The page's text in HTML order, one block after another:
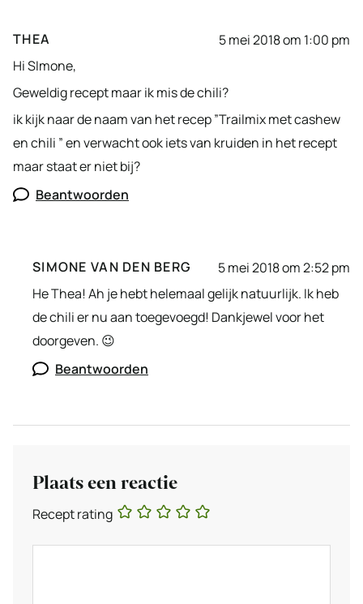
THEA
5 mei 2018 om 1:00 pm
Hi SImone,
Geweldig recept maar ik mis de chili?
ik kijk naar de naam van het recep ”Trailmix met cashew
en chili ” en verwacht ook iets van kruiden in het recept
maar staat er niet bij?
Beantwoorden
SIMONE VAN DEN BERG
5 mei 2018 om 2:52 pm
He Thea! Ah je hebt helemaal gelijk natuurlijk. Ik heb
de chili er nu aan toegevoegd! Dankjewel voor het
doorgeven. 😉
Beantwoorden
Plaats een reactie
Recept rating